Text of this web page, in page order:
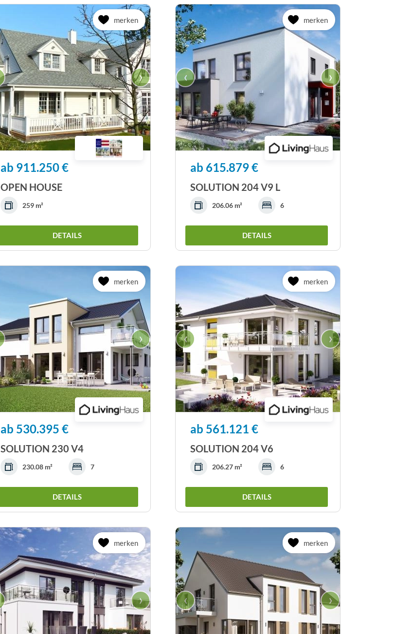
merken
›
ab 911.250 €
OPEN HOUSE
259 m²
DETAILS
merken
‹ ›
ab 615.879 €
SOLUTION 204 V9 L
206.06 m² 6
DETAILS
merken
›
ab 530.395 €
SOLUTION 230 V4
230.08 m² 7
DETAILS
merken
‹ ›
ab 561.121 €
SOLUTION 204 V6
206.27 m² 6
DETAILS
merken
›
merken
‹ ›